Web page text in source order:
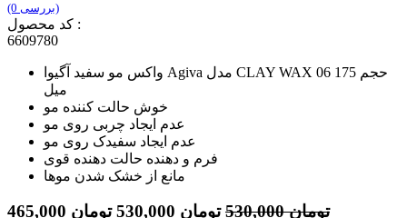
(0 بررسی)
کد محصول :
6609780
واکس مو سفید آگیوا Agiva مدل CLAY WAX 06 حجم 175
میل
خوش حالت کننده مو
عدم ایجاد چربی روی مو
عدم ایجاد سفیدک روی مو
فرم و دهنده حالت دهنده قوی
مانع از خشک شدن موها
465,000 تومان 530,000تومان 530,000 تومان